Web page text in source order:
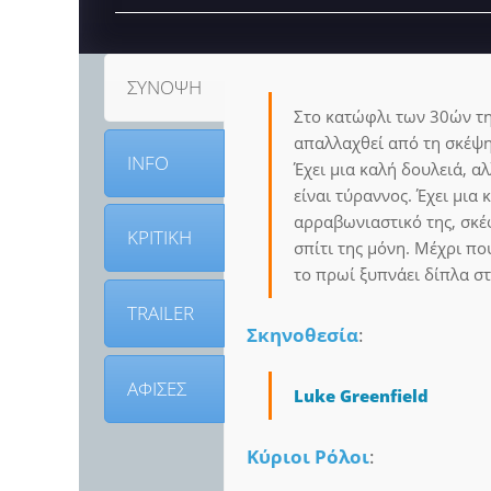
ΣΥΝΟΨΗ
INFO
ΚΡΙΤΙΚΗ
TRAILER
ΑΦΙΣΕΣ
Στο κατώφλι των 30ών
απαλλαχθεί από τη
Έχει μια καλή δουλειά,
είναι τύραννος. Έχει
αρραβωνιαστικό της,
σπίτι της μόνη. Μέχρι
το πρωί ξυπνάει δίπλα
Σκηνοθεσία:
Luke Greenfield
Κύριοι Ρόλοι: